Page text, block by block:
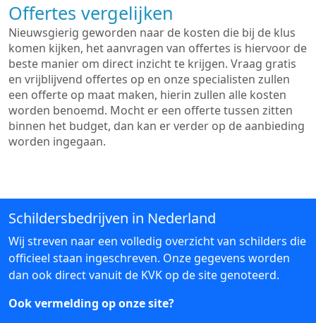
Offertes vergelijken
Nieuwsgierig geworden naar de kosten die bij de klus
komen kijken, het aanvragen van offertes is hiervoor de
beste manier om direct inzicht te krijgen. Vraag gratis
en vrijblijvend offertes op en onze specialisten zullen
een offerte op maat maken, hierin zullen alle kosten
worden benoemd. Mocht er een offerte tussen zitten
binnen het budget, dan kan er verder op de aanbieding
worden ingegaan.
Schildersbedrijven in Nederland
Wij streven naar een volledig overzicht van schilders die
officieel staan ingeschreven. Onze gegevens worden
dan ook direct vanuit de KVK op de site genoteerd.
Ook vermelding op onze site?